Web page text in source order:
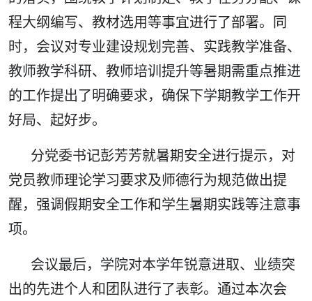
程大纲编写、教材选用等事宜进行了部署。同
时，会议对专业建设规划完善、实践教学准备、
教师教学科研、教师培训提升等暑期需重点推进
的工作提出了明确要求，确保下学期教学工作开
好局、起好步。
分党委书记彭芳芳就暑期安全进行提示，对
党员教师理论学习要求及师德行为规范做出提
醒，强调假期安全工作和学生暑期实践等注意事
项。
会议最后，学院对本学年锐意进取、业绩突
出的先进个人和团队进行了表彰。通过本次会